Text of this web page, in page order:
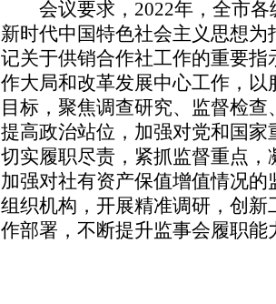
会议要求，2022年，全市各
新时代中国特色社会主义思想
记关于供销合作社工作的重要指
作大局和改革发展中心工作，
目标，聚焦调查研究、监督检
提高政治站位，加强对党和国
切实履职尽责，紧抓监督重点
加强对社有资产保值增值情况
组织机构，开展精准调研，创
作部署，不断提升监事会履职能